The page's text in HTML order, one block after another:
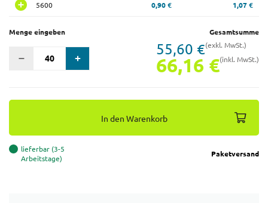
5600 0,90 € 1,07 €
Menge eingeben Gesamtsumme
55,60 €(exkl. MwSt.)
66,16 €(inkl. MwSt.)
In den Warenkorb
lieferbar (3-5
Arbeitstage)
Paketversand